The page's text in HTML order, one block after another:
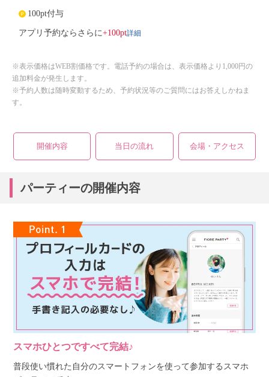
100pt付与
アプリ予約ならさらに+100pt詳細
※表示価格はWEB割価格です。電話予約の場合は、表示価格より1,000円の
追加料金が発生します。
※予約人数は随時変動するため、予約状況等のご質問にはお答えしかねま
す。
開催内容 当日の流れ 会場・アクセス
パーティーの開催内容
スマホひとつですべて完結♪
普段使い慣れた自分のスマートフォンを使って参加するスマホ